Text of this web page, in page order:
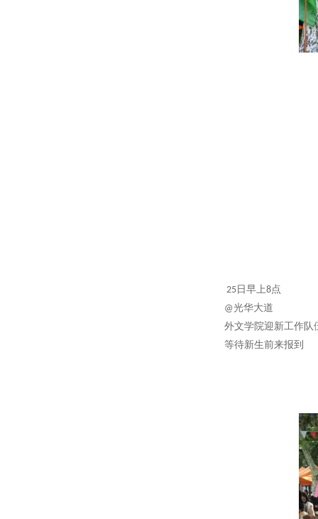
25日早上8点
@光华大道
外文学院迎新工作队
等待新生前来报到